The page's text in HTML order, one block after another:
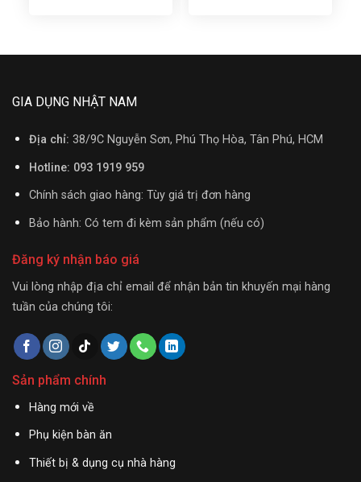
GIA DỤNG NHẬT NAM
Địa chỉ: 38/9C Nguyễn Sơn, Phú Thọ Hòa, Tân Phú, HCM
Hotline: 093 1919 959
Chính sách giao hàng: Tùy giá trị đơn hàng
Bảo hành: Có tem đi kèm sản phẩm (nếu có)
Đăng ký nhận báo giá
Vui lòng nhập địa chỉ email để nhận bản tin khuyến mại hàng
tuần của chúng tôi:
Sản phẩm chính
Hàng mới về
Phụ kiện bàn ăn
Thiết bị & dụng cụ nhà hàng